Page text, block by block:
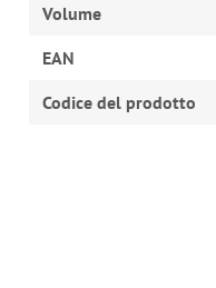
Volume
EAN
Codice del prodotto